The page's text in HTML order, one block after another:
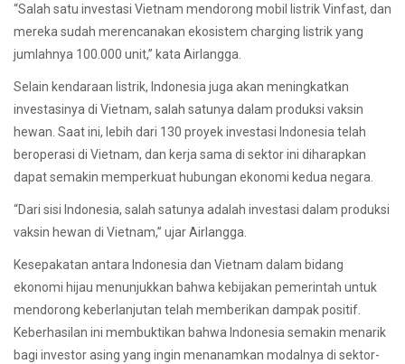
“Salah satu investasi Vietnam mendorong mobil listrik Vinfast, dan
mereka sudah merencanakan ekosistem charging listrik yang
jumlahnya 100.000 unit,” kata Airlangga.
Selain kendaraan listrik, Indonesia juga akan meningkatkan
investasinya di Vietnam, salah satunya dalam produksi vaksin
hewan. Saat ini, lebih dari 130 proyek investasi Indonesia telah
beroperasi di Vietnam, dan kerja sama di sektor ini diharapkan
dapat semakin memperkuat hubungan ekonomi kedua negara.
“Dari sisi Indonesia, salah satunya adalah investasi dalam produksi
vaksin hewan di Vietnam,” ujar Airlangga.
Kesepakatan antara Indonesia dan Vietnam dalam bidang
ekonomi hijau menunjukkan bahwa kebijakan pemerintah untuk
mendorong keberlanjutan telah memberikan dampak positif.
Keberhasilan ini membuktikan bahwa Indonesia semakin menarik
bagi investor asing yang ingin menanamkan modalnya di sektor-